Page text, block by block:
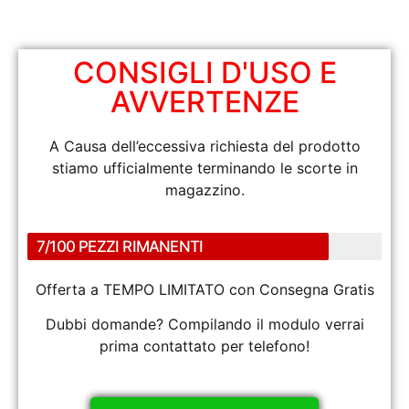
CONSIGLI D'USO E
AVVERTENZE
A Causa dell’eccessiva richiesta del prodotto
stiamo ufficialmente terminando le scorte in
magazzino.
7/100 PEZZI RIMANENTI
Offerta a TEMPO LIMITATO con Consegna Gratis
Dubbi domande? Compilando il modulo verrai
prima contattato per telefono!